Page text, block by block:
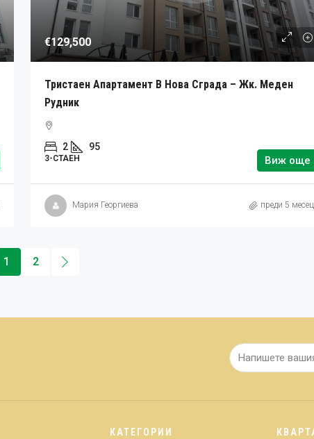
€129,500
Тристаен Апартамент В Нова Сграда – Жк. Меден
Рудник
2 95
3-СТАЕН Виж още
Мария Георгиева преди 5
1 2
КАТЕГОРИИ